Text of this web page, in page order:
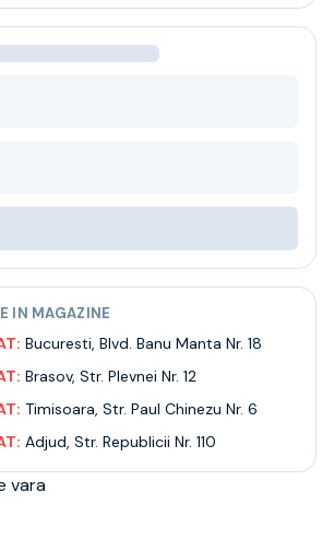
IN MAGAZINE
Bucuresti, Blvd. Banu Manta Nr. 18
Brasov, Str. Plevnei Nr. 12
Timisoara, Str. Paul Chinezu Nr. 6
Adjud, Str. Republicii Nr. 110